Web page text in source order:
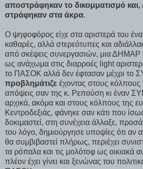
αποστράφηκαν το δικομματισμό και,
στράφηκαν στα άκρα.
Ο ψηφοφόρος είχε στα αριστερά του
καθαρές, αλλά στερεότυπες και
από σκέψεις συνεργασιών, μια ΔΗΜΑΡ
ως ανάχωμα στις διαρροές light
το ΠΑΣΟΚ αλλά δεν έφτασαν μέχρι το
προβλημάτιζε έχοντας στους κόλπους
απόψεις σαν της κ. Ρεπούση κι έναν
αρχικά, ακόμα και στους κόλπους της
Κεντροδεξιάς, φάνηκε σαν κάτι που
δοκιμαστεί, στη συνέχεια άλλαξε,
του λόγο, δημιούργησε υποψίες ότι αν
θα συμβιβαστεί πλήρως, περιέχει
τα ρόπαλα και τις μολότοφ ως οικιακά
πλέον έχει γίνει και ξενώνας του